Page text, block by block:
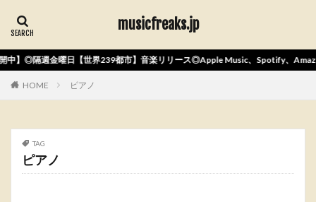
musicfreaks.jp
】◎隔週金曜日【世界239都市】音楽リリース◎Apple Music、Spotify、
HOME ピアノ
TAG
ピアノ